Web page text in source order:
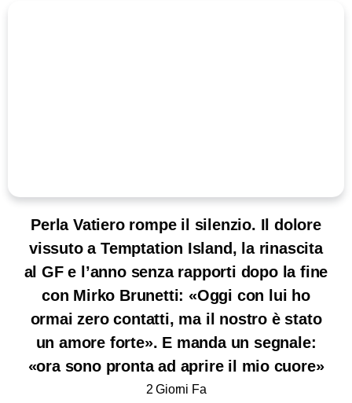
Perla Vatiero rompe il silenzio. Il dolore
vissuto a Temptation Island, la rinascita
al GF e l’anno senza rapporti dopo la fine
con Mirko Brunetti: «Oggi con lui ho
ormai zero contatti, ma il nostro è stato
un amore forte». E manda un segnale:
«ora sono pronta ad aprire il mio cuore»
2 Giorni Fa